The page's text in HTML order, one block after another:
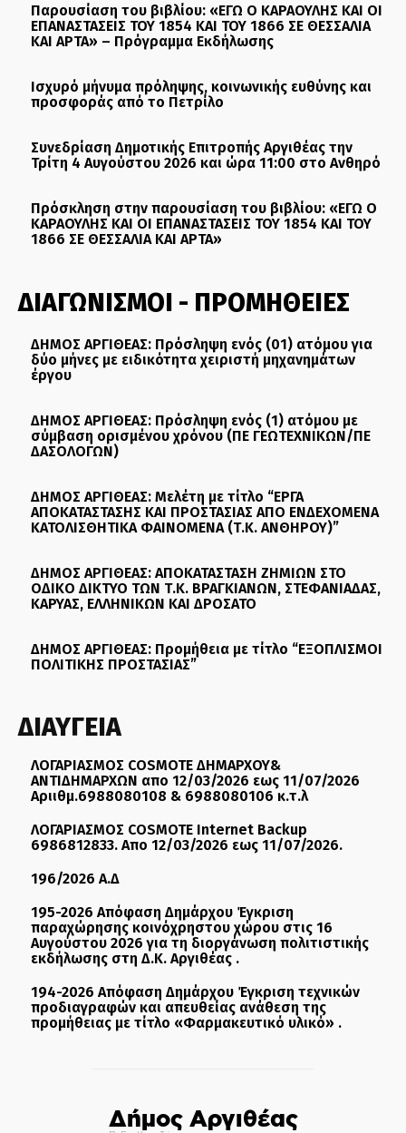
Παρουσίαση του βιβλίου: «ΕΓΩ Ο ΚΑΡΑΟΥΛΗΣ ΚΑΙ ΟΙ
ΕΠΑΝΑΣΤΑΣΕΙΣ ΤΟΥ 1854 ΚΑΙ ΤΟΥ 1866 ΣΕ ΘΕΣΣΑΛΙΑ
ΚΑΙ ΑΡΤΑ» – Πρόγραμμα Εκδήλωσης
Ισχυρό μήνυμα πρόληψης, κοινωνικής ευθύνης και
προσφοράς από το Πετρίλο
Συνεδρίαση Δημοτικής Επιτροπής Αργιθέας την
Τρίτη 4 Αυγούστου 2026 και ώρα 11:00 στο Ανθηρό
Πρόσκληση στην παρουσίαση του βιβλίου: «ΕΓΩ Ο
ΚΑΡΑΟΥΛΗΣ ΚΑΙ ΟΙ ΕΠΑΝΑΣΤΑΣΕΙΣ ΤΟΥ 1854 ΚΑΙ ΤΟΥ
1866 ΣΕ ΘΕΣΣΑΛΙΑ ΚΑΙ ΑΡΤΑ»
ΔΙΑΓΩΝΙΣΜΟΙ - ΠΡΟΜΗΘΕΙΕΣ
ΔΗΜΟΣ ΑΡΓΙΘΕΑΣ: Πρόσληψη ενός (01) ατόμου για
δύο μήνες με ειδικότητα χειριστή μηχανημάτων
έργου
ΔΗΜΟΣ ΑΡΓΙΘΕΑΣ: Πρόσληψη ενός (1) ατόμου με
σύμβαση ορισμένου χρόνου (ΠΕ ΓΕΩΤΕΧΝΙΚΩΝ/ΠΕ
ΔΑΣΟΛΟΓΩΝ)
ΔΗΜΟΣ ΑΡΓΙΘΕΑΣ: Μελέτη με τίτλο “ΕΡΓΑ
ΑΠΟΚΑΤΑΣΤΑΣΗΣ ΚΑΙ ΠΡΟΣΤΑΣΙΑΣ ΑΠΟ ΕΝΔΕΧΟΜΕΝΑ
ΚΑΤΟΛΙΣΘΗΤΙΚΑ ΦΑΙΝΟΜΕΝΑ (Τ.Κ. ΑΝΘΗΡΟΥ)”
ΔΗΜΟΣ ΑΡΓΙΘΕΑΣ: ΑΠΟΚΑΤΑΣΤΑΣΗ ΖΗΜΙΩΝ ΣΤΟ
ΟΔΙΚΟ ΔΙΚΤΥΟ ΤΩΝ Τ.Κ. ΒΡΑΓΚΙΑΝΩΝ, ΣΤΕΦΑΝΙΑΔΑΣ,
ΚΑΡΥΑΣ, ΕΛΛΗΝΙΚΩΝ ΚΑΙ ΔΡΟΣΑΤΟ
ΔΗΜΟΣ ΑΡΓΙΘΕΑΣ: Προμήθεια με τίτλο “ΕΞΟΠΛΙΣΜΟΙ
ΠΟΛΙΤΙΚΗΣ ΠΡΟΣΤΑΣΙΑΣ”
ΔΙΑΥΓΕΙΑ
ΛΟΓΑΡΙΑΣΜΟΣ COSMOTE ΔΗΜΑΡΧΟΥ&
ΑΝΤΙΔΗΜΑΡΧΩΝ απο 12/03/2026 εως 11/07/2026
Αριιθμ.6988080108 & 6988080106 κ.τ.λ
ΛΟΓΑΡΙΑΣΜΟΣ COSMOTE Internet Backup
6986812833. Απο 12/03/2026 εως 11/07/2026.
196/2026 Α.Δ
195-2026 Απόφαση Δημάρχου Έγκριση
παραχώρησης κοινόχρηστου χώρου στις 16
Αυγούστου 2026 για τη διοργάνωση πολιτιστικής
εκδήλωσης στη Δ.Κ. Αργιθέας .
194-2026 Απόφαση Δημάρχου Έγκριση τεχνικών
προδιαγραφών και απευθείας ανάθεση της
προμήθειας με τίτλο «Φαρμακευτικό υλικό» .
Δήμος Αργιθέας